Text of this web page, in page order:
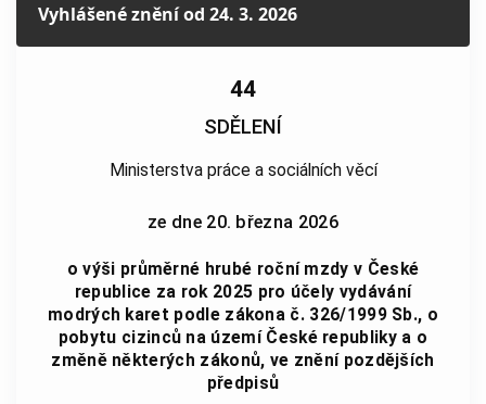
Vyhlášené zněníod 24. 3. 2026
44
SDĚLENÍ
Ministerstva práce a sociálních věcí
ze dne 20. března 2026
o výši průměrné hrubé roční mzdy v České
republice za rok 2025 pro účely vydávání
modrých karet podle zákona č. 326/1999 Sb., o
pobytu cizinců na území České republiky a o
změně některých zákonů, ve znění pozdějších
předpisů